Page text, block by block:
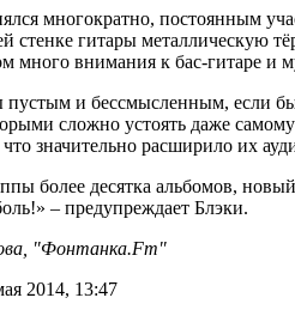
многократно, постоянным
стенке гитары металлическую
много внимания к бас-гитаре и
и бессмысленным, если
сложно устоять даже
значительно расширило их
более десятка альбомов,
– предупреждает Блэки.
"Фонтанка.Fm"
2014, 13:47